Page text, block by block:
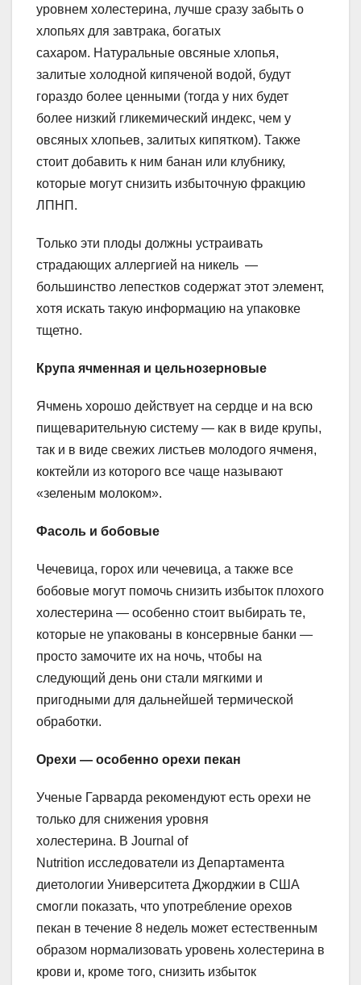
уровнем холестерина, лучше сразу забыть о
хлопьях для завтрака, богатых
сахаром. Натуральные овсяные хлопья,
залитые холодной кипяченой водой, будут
гораздо более ценными (тогда у них будет
более низкий гликемический индекс, чем у
овсяных хлопьев, залитых кипятком). Также
стоит добавить к ним банан или клубнику,
которые могут снизить избыточную фракцию
ЛПНП.
Только эти плоды должны устраивать
страдающих аллергией на никель —
большинство лепестков содержат этот элемент,
хотя искать такую ​​информацию на упаковке
тщетно.
Крупа ячменная и цельнозерновые
Ячмень хорошо действует на сердце и на всю
пищеварительную систему — как в виде крупы,
так и в виде свежих листьев молодого ячменя,
коктейли из которого все чаще называют
«зеленым молоком».
Фасоль и бобовые
Чечевица, горох или чечевица, а также все
бобовые могут помочь снизить избыток плохого
холестерина — особенно стоит выбирать те,
которые не упакованы в консервные банки —
просто замочите их на ночь, чтобы на
следующий день они стали мягкими и
пригодными для дальнейшей термической
обработки.
Орехи — особенно орехи пекан
Ученые Гарварда рекомендуют есть орехи не
только для снижения уровня
холестерина. В Journal of
Nutrition исследователи из Департамента
диетологии Университета Джорджии в США
смогли показать, что употребление орехов
пекан в течение 8 недель может естественным
образом нормализовать уровень холестерина в
крови и, кроме того, снизить избыток